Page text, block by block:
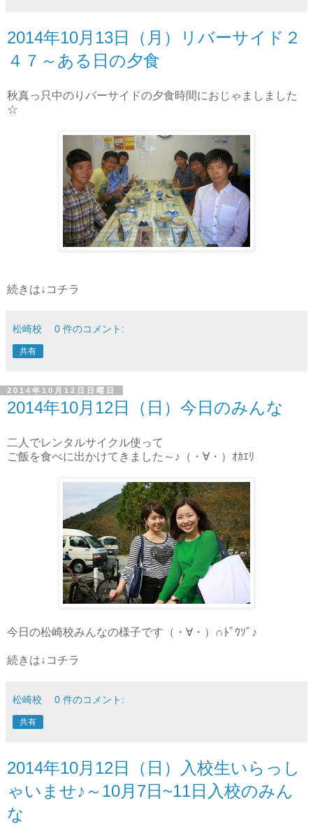
2014年10月13日（月）リバーサイド２
４７～ある日の夕食
秋真っ只中のりバーサイドの夕食時間におじゃましました
☆
続きは↓コチラ
松崎校 0 件のコメント:
共有
2014年10月12日日曜日
2014年10月12日（日）今日のみんな
二人でレンタルサイクル使って
ご飯を食べに出かけてきました～♪（・∀・）ｵｶｴﾘ
今日の松崎校みんなの様子です（・∀・）∩ﾄﾞｳｿﾞ♪
続きは↓コチラ
松崎校 0 件のコメント:
共有
2014年10月12日（日）入校生いらっし
ゃいませ♪～10月7日~11日入校のみん
な